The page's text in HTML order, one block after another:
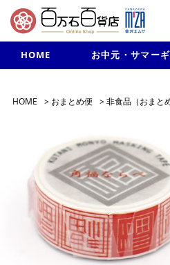
HOME お中元・サマー
新規入会で3千円以上で使え
HOME > おまとめ便 >非食品（おまと